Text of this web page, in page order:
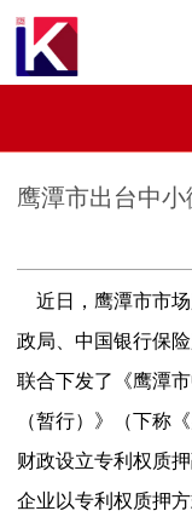
鹰潭市出台中
近日，鹰潭市市场
政局、中国银行保
联合下发了《鹰潭
（暂行）》（下称
财政设立专利权质
企业以专利权质押